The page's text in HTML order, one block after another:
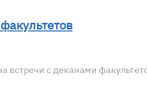
встречи с деканами